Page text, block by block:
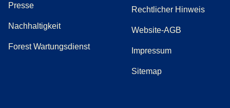
Presse(
Nachhaltigkeit
Forest Wartungsdienst
Rechtlicher Hinweis
Website-AGB
Impressum
Sitemap